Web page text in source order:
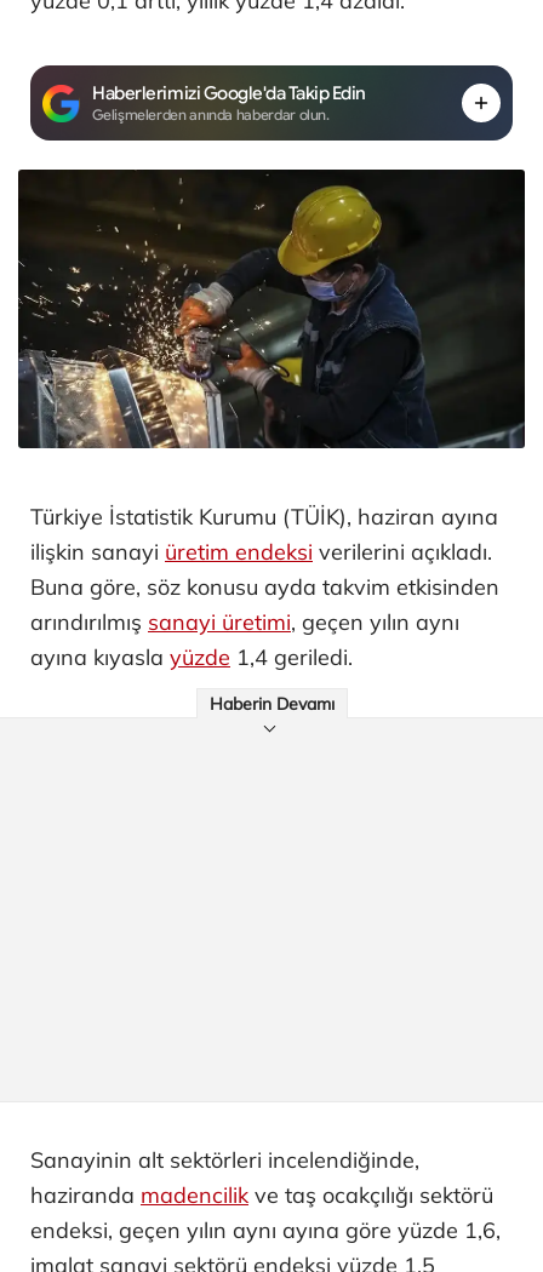
Haberlerimizi Google'da Takip Edin
Gelişmelerden anında haberdar olun.
Türkiye İstatistik Kurumu (TÜİK), haziran ayına
ilişkin sanayi üretim endeksi verilerini açıkladı.
Buna göre, söz konusu ayda takvim etkisinden
arındırılmış sanayi üretimi, geçen yılın aynı
ayına kıyasla yüzde 1,4 geriledi.
Haberin Devamı
Sanayinin alt sektörleri incelendiğinde,
haziranda madencilik ve taş ocakçılığı sektörü
endeksi, geçen yılın aynı ayına göre yüzde 1,6,
imalat sanayi sektörü endeksi yüzde 1,5